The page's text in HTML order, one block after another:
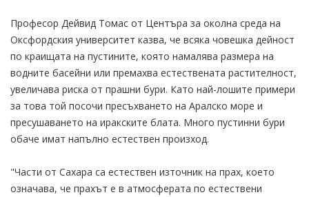
Професор Дейвид Томас от Центъра за околна среда на
Оксфордския университет казва, че всяка човешка дейност
по краищата на пустините, която намалява размера на
водните басейни или премахва естествената растителност,
увеличава риска от прашни бури. Като най-лошите примери
за това той посочи пресъхването на Аралско море и
пресушаването на иракските блата. Много пустинни бури
обаче имат напълно естествен произход.
"Части от Сахара са естествен източник на прах, което
означава, че прахът е в атмосферата по естествени